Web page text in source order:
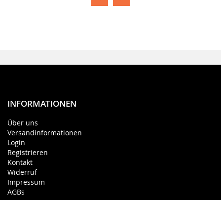
INFORMATIONEN
Über uns
Versandinformationen
Login
Registrieren
Kontakt
Widerruf
Impressum
AGBs